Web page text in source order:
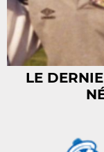
LE